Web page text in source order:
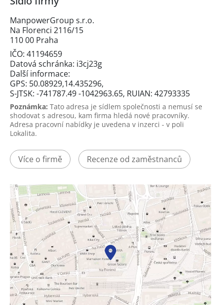
ManpowerGroup s.r.o.
Na Florenci 2116/15
110 00 Praha
IČO: 41194659
Datová schránka: i3cj23g
Další informace:
GPS: 50.08929,14.435296,
S-JTSK: -741787.49 -1042963.65, RUIAN: 42793335
Poznámka: Tato adresa je sídlem společnosti a nemusí se
shodovat s adresou, kam firma hledá nové pracovníky.
Adresa pracovní nabídky je uvedena v inzerci - v poli
Lokalita.
Více o firmě Recenze od zaměstnanců